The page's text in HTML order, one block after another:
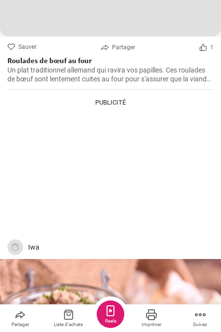
Sauver Partager 1
Roulades de bœuf au four
Un plat traditionnel allemand qui ravira vos papilles. Ces roulades
de bœuf sont lentement cuites au four pour s'assurer que la viande
est tendre et juteuse, alors que la garniture est imprégnée des
PUBLICITÉ
Iwa
Partager Liste d'achats Imprimer Suivez
Reels